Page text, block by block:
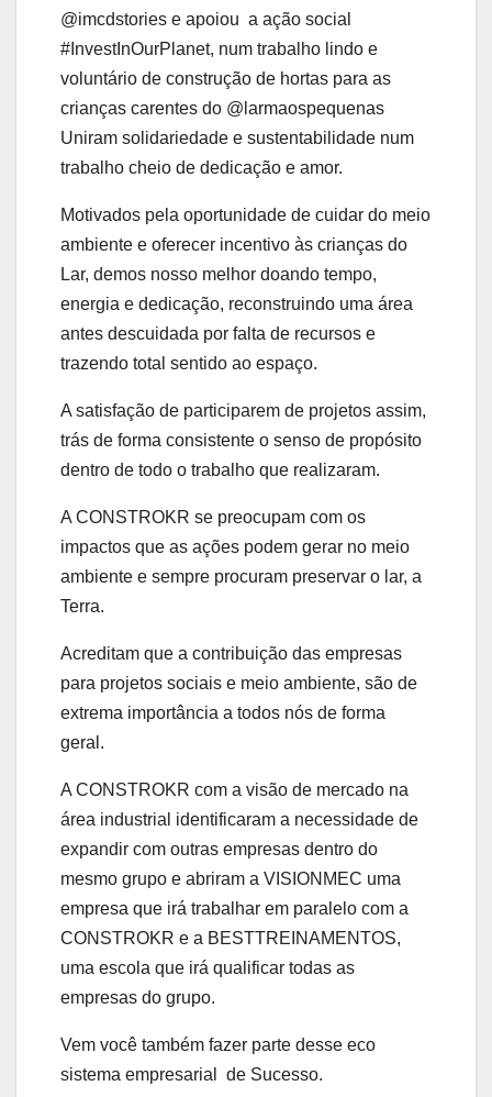
@imcdstories e apoiou a ação social
#InvestInOurPlanet, num trabalho lindo e
voluntário de construção de hortas para as
crianças carentes do @larmaospequenas
Uniram solidariedade e sustentabilidade num
trabalho cheio de dedicação e amor.
Motivados pela oportunidade de cuidar do meio
ambiente e oferecer incentivo às crianças do
Lar, demos nosso melhor doando tempo,
energia e dedicação, reconstruindo uma área
antes descuidada por falta de recursos e
trazendo total sentido ao espaço.
A satisfação de participarem de projetos assim,
trás de forma consistente o senso de propósito
dentro de todo o trabalho que realizaram.
A CONSTROKR se preocupam com os
impactos que as ações podem gerar no meio
ambiente e sempre procuram preservar o lar, a
Terra.
Acreditam que a contribuição das empresas
para projetos sociais e meio ambiente, são de
extrema importância a todos nós de forma
geral.
A CONSTROKR com a visão de mercado na
área industrial identificaram a necessidade de
expandir com outras empresas dentro do
mesmo grupo e abriram a VISIONMEC uma
empresa que irá trabalhar em paralelo com a
CONSTROKR e a BESTTREINAMENTOS,
uma escola que irá qualificar todas as
empresas do grupo.
Vem você também fazer parte desse eco
sistema empresarial de Sucesso.